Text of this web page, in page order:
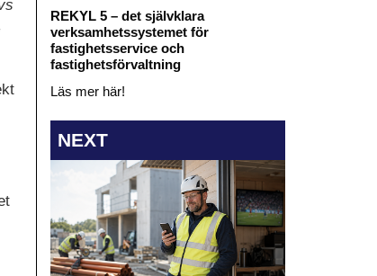
REKYL 5 – det självklara
verksamhetssystemet för
fastighetsservice och
fastighetsförvaltning
Läs mer här!
NEXT